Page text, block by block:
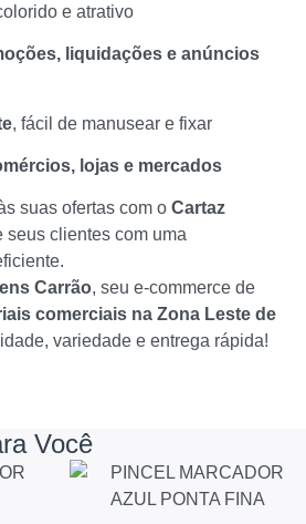
e atrativo
liquidações e anúncios
, fácil de manusear e fixar
lojas e mercados
suas ofertas com o Cartaz
seus clientes com uma
Carrão, seu e-commerce de
comerciais na Zona Leste de
variedade e entrega rápida!
Você